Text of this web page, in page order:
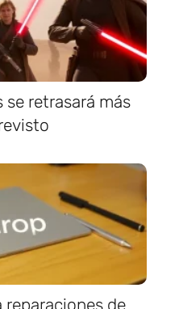
se retrasará más
de